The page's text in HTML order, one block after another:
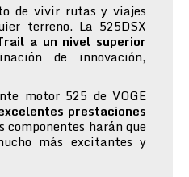
de vivir rutas y viajes
terreno. La 525DSX
a un nivel superior
de innovación,
motor 525 de VOGE
prestaciones
componentes harán que
más excitantes y